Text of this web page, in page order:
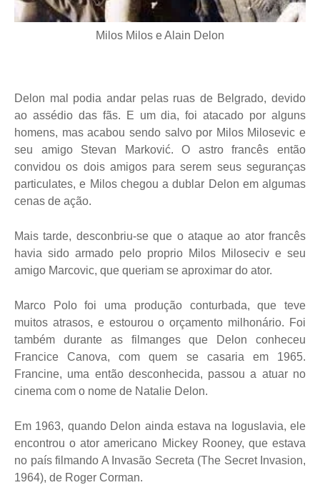
Milos Milos e Alain Delon
Delon mal podia andar pelas ruas de Belgrado, devido
ao assédio das fãs. E um dia, foi atacado por alguns
homens, mas acabou sendo salvo por Milos Milosevic e
seu amigo Stevan Marković. O astro francês então
convidou os dois amigos para serem seus seguranças
particulates, e Milos chegou a dublar Delon em algumas
cenas de ação.
Mais tarde, desconbriu-se que o ataque ao ator francês
havia sido armado pelo proprio Milos Miloseciv e seu
amigo Marcovic, que queriam se aproximar do ator.
Marco Polo foi uma produção conturbada, que teve
muitos atrasos, e estourou o orçamento milhonário. Foi
também durante as filmanges que Delon conheceu
Francice Canova, com quem se casaria em 1965.
Francine, uma então desconhecida, passou a atuar no
cinema com o nome de Natalie Delon.
Em 1963, quando Delon ainda estava na Ioguslavia, ele
encontrou o ator americano Mickey Rooney, que estava
no país filmando A Invasão Secreta (The Secret Invasion,
1964), de Roger Corman.